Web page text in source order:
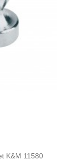
K&M 11580